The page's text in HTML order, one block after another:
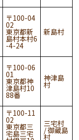
100-04
02
東京都新
島村本村6
-4-24
新島村
100-06
01
東京都神
津島村10
88番
神津島
村
100-11
02
東京都三
宅島三宅
三宅村
御蔵島
村